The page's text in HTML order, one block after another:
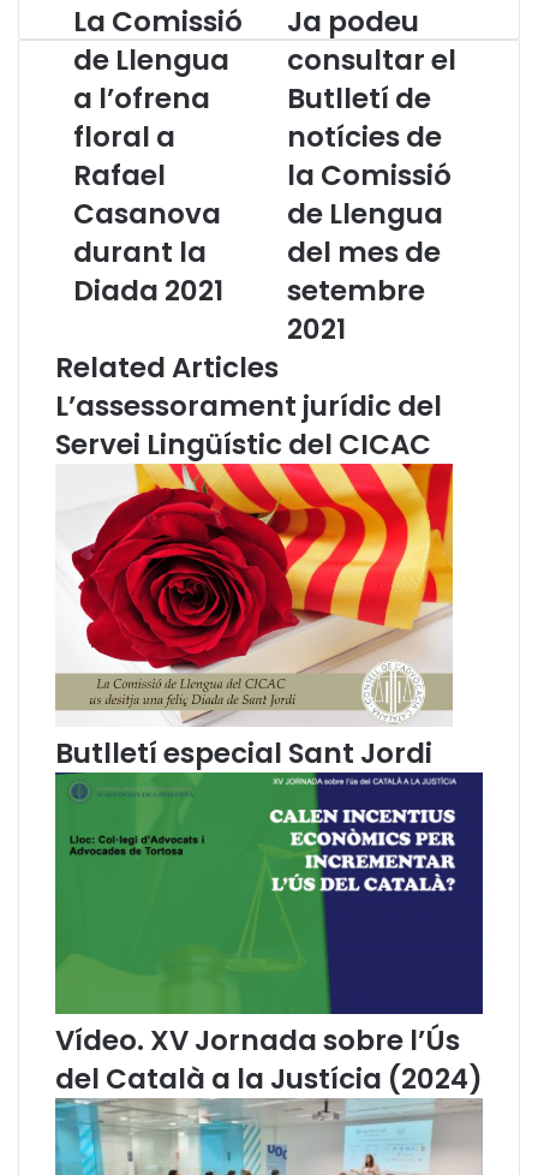
L
a
C
o
i
s
s
i
d
e
n
g
u
o
f
n
l
o
r
l
C
a
s
a
n
La Comissió
de Llengua
a l’ofrena
floral a
Rafael
Casanova
durant la
Diada 2021
a
p
o
e
u
c
o
s
u
l
t
r
e
l
B
u
l
l
e
t
d
e
o
t
c
e
s
d
e
l
o
m
i
Ja podeu
consultar el
Butlletí de
notícies de
la Comissió
de Llengua
del mes de
setembre
2021
Related Articles
L’assessorament jurídic del
Servei Lingüístic del CICAC
Butlletí especial Sant Jordi
Vídeo. XV Jornada sobre l’Ús
del Català a la Justícia (2024)